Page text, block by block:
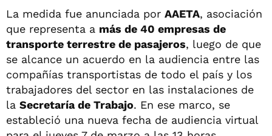
La medida fue anunciada por AAETA, asociación
que representa a más de 40 empresas de
transporte terrestre de pasajeros, luego de que
se alcance un acuerdo en la audiencia entre las
compañías transportistas de todo el país y los
trabajadores del sector en las instalaciones de
la Secretaría de Trabajo. En ese marco, se
estableció una nueva fecha de audiencia virtual